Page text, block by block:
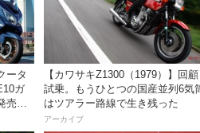
ータ
ガ
売。
【カワサキZ1300（1979）】回顧
試乗。もうひとつの国産並列6気
はツアラー路線で生き残った
アーカイブ